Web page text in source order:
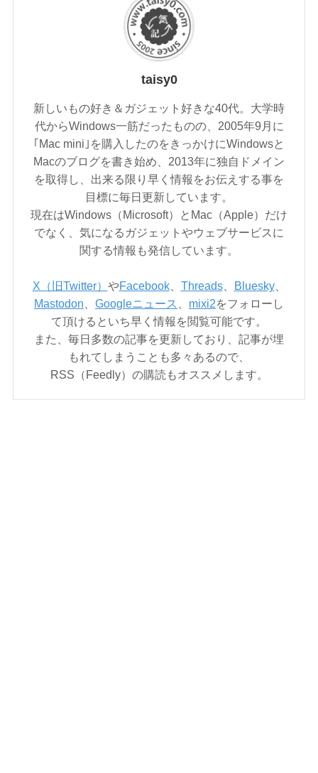
taisy0
新しいもの好き＆ガジェット好きな40代。大学時
代からWindows一筋だったものの、2005年9月に
｢Mac mini｣を購入したのをきっかけにWindowsと
Macのブログを書き始め、2013年に独自ドメイン
を取得し、出来る限り早く情報をお伝えする事を
目標に毎日更新しています。
現在はWindows（Microsoft）とMac（Apple）だけ
でなく、気になるガジェットやウェブサービスに
関する情報も発信しています。
X（旧Twitter） やFacebook、 Threads、 Bluesky、
Mastodon
Googleニュース mixi2をフォローし
て頂けるといち早く情報を閲覧可能です。
また、毎日多数の記事を更新しており、記事が埋
もれてしまうことも多々あるので、
RSS（Feedly）の購読もオススメします。